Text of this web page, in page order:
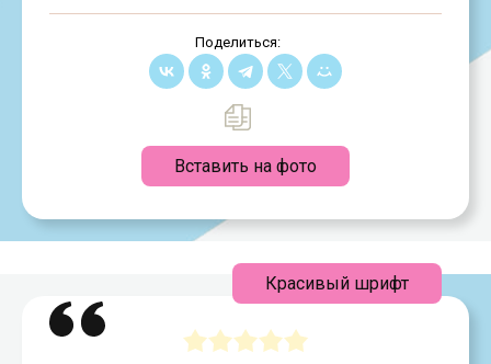
Поделиться:
Вставить на фото
Красивый шрифт